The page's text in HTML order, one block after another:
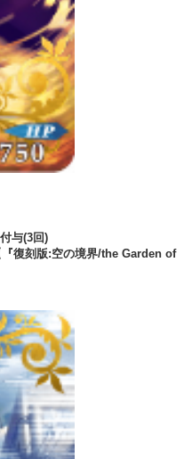
与(3回)
『復刻版:空の境界/the Garden of